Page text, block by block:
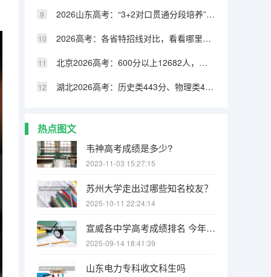
2026山东高考：“3+2对口贯通分段培养”全解读，低分上本科的另一条路
2026高考：各省特招线对比，看看哪里强基综评门槛最高
北京2026高考：600分以上12682人，高分段考生怎么选学校
湖北2026高考：历史类443分、物理类435分，压线考生怎么填
热点图文
韦神高考成绩是多少?
2023-11-03 15:27:15
苏州大学走出过哪些知名校友？
2025-10-11 22:24:14
宣威各中学高考成绩排名 今年宣威杨柳高考成绩单
2025-09-14 18:41:39
山东电力专科收文科生吗